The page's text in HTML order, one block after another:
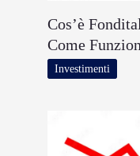
Cos’è
Come
Investimenti